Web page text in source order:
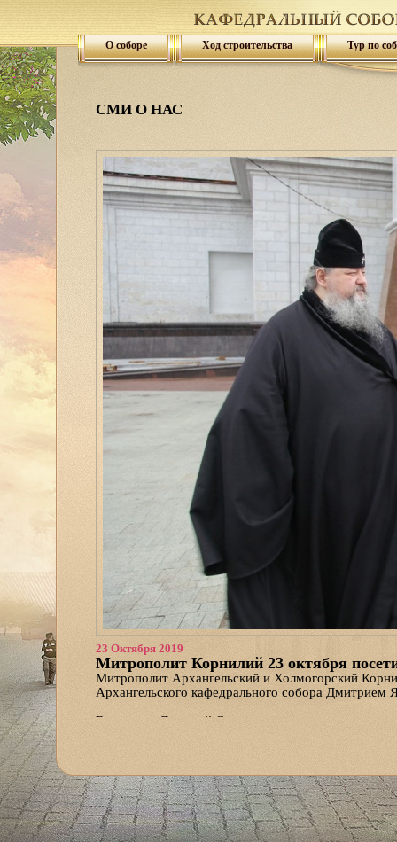
О соборе Ход строительства Тур по
СМИ О НАС
23 Октября 2019
Митрополит Корнилий 23 октября
Митрополит Архангельский и Холмогорский
Архангельского кафедрального собора Дмитрием
Владыка и Дмитрий Станиславович посетили
шла о текущих рабочих вопросах.
Возврат к списку